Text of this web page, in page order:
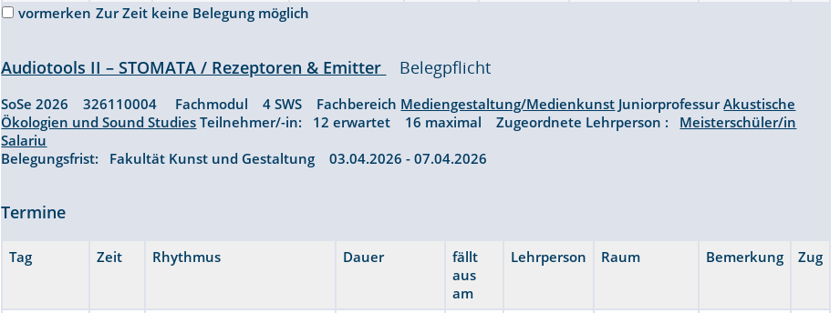
vormerken Zur Zeit keine Belegung möglich
Audiotools II – STOMATA / Rezeptoren & Emitter Belegpflicht
SoSe 2026 326110004 Fachmodul 4 SWS Fachbereich Mediengestaltung/Medienkunst JuniorprofessurAkustische
Ökologien und Sound Studies Teilnehmer/-in: 12 erwartet 16 maximal Zugeordnete Lehrperson : Meisterschüler/in
Salariu
Belegungsfrist: Fakultät Kunst und Gestaltung 03.04.2026 - 07.04.2026
Termine
Tag Zeit Rhythmus Dauer
fällt
aus
am
Lehrperson Raum Bemerkung Zug